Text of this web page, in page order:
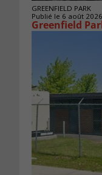
GREENFIELD PARK
Publié le 6 août